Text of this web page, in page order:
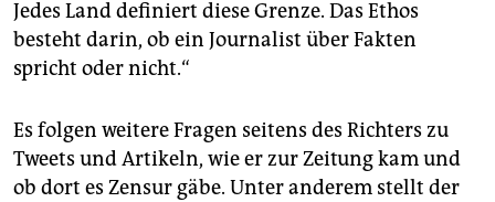
Jedes Land definiert diese Grenze. Das Ethos
besteht darin, ob ein Journalist über Fakten
spricht oder nicht.“
Es folgen weitere Fragen seitens des Richters zu
Tweets und Artikeln, wie er zur Zeitung kam und
ob dort es Zensur gäbe. Unter anderem stellt der